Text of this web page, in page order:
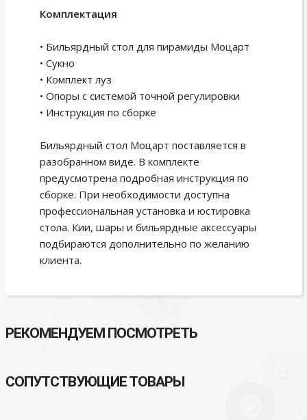
Комплектация
• Бильярдный стол для пирамиды Моцарт
• Сукно
• Комплект луз
• Опоры с системой точной регулировки
• Инструкция по сборке
Бильярдный стол Моцарт поставляется в
разобранном виде. В комплекте
предусмотрена подробная инструкция по
сборке. При необходимости доступна
профессиональная установка и юстировка
стола. Кии, шары и бильярдные аксессуары
подбираются дополнительно по желанию
клиента.
РЕКОМЕНДУЕМ ПОСМОТРЕТЬ
СОПУТСТВУЮЩИЕ ТОВАРЫ